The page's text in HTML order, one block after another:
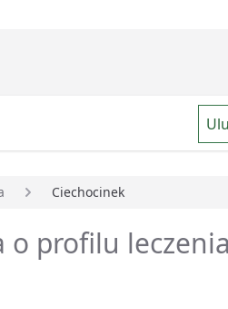
Ciechocinek
o profilu leczenia